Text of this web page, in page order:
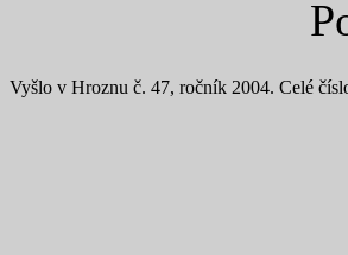
Vyšlo v Hroznu č. 47, ročník 2004. Celé